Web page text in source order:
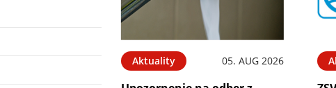
Aktuality 05. AUG 2026